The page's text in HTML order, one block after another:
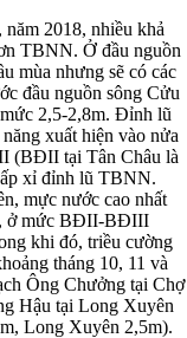
2018, nhiều khả
TBNN. Ở đầu nguồn
mùa nhưng sẽ có các
đầu nguồn sông Cửu
2,5-2,8m. Đỉnh lũ
xuất hiện vào nửa
(BĐII tại Tân Châu là
xỉ đỉnh lũ TBNN.
mực nước cao nhất
ở mức BĐII-BĐIII
khi đó, triều cường
tháng 10, 11 và
Ông Chưởng tại Chợ
Hậu tại Long Xuyên
Long Xuyên 2,5m).